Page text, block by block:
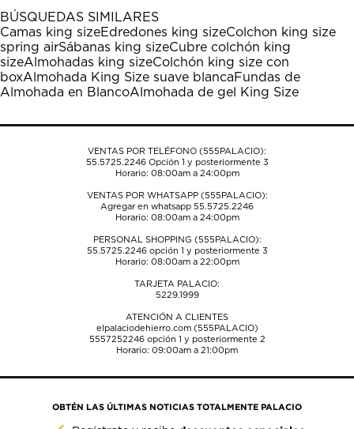
1
estrella
Esta
acción
abrirá
el
formulario
envío.
estrellas.
Esta
acción
abrirá
el
formulario
envío.
estrellas.
Esta
acción
abrirá
el
formulario
envío.
estrellas.
Esta
acción
abrirá
el
formulario
envío.
estrellas.
Esta
acción
abrirá
el
formulario
envío.
BÚSQUEDAS SIMILARES
Camas king sizeEdredones king sizeColchon king size
spring airSábanas king sizeCubre colchón king
sizeAlmohadas king sizeColchón king size con
boxAlmohada King Size suave blancaFundas de
Almohada en BlancoAlmohada de gel King Size
VENTAS POR TELÉFONO (555PALACIO):
55.5725.2246Opción 1 y posteriormente 3
Horario: 08:00am a 24:00pm
VENTAS POR WHATSAPP (555PALACIO):
Agregar en whatsapp 55.5725.2246
Horario: 08:00am a 24:00pm
PERSONAL SHOPPING (555PALACIO):
55.5725.2246opción 1 y posteriormente 3
Horario: 08:00am a 22:00pm
TARJETA PALACIO:
5229.1999
ATENCIÓN A CLIENTES
elpalaciodehierro.com (555PALACIO)
5557252246opción 1 y posteriormente 2
Horario: 09:00am a 21:00pm
OBTÉN LAS ÚLTIMAS NOTICIAS TOTALMENTE PALACIO